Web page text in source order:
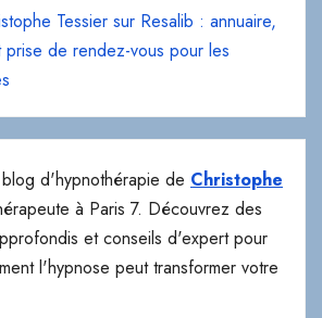
d'hypnothérapie de Christophe
à Paris 7. Découvrez des
et conseils d'expert pour
l'hypnose peut transformer votre